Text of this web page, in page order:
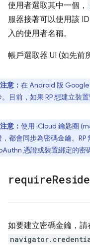
使用者選取其中一個，
服器接著可以使用該
入的使用者名稱。
帳戶選取器 UI (如先前
注意： 在 Android 版
目前，如果 RP 想建立裝
注意： 使用 iCloud 鑰匙圈
，都會同步為密碼金鑰。
憑證或裝置綁定的密
require
如要建立密碼金鑰，請